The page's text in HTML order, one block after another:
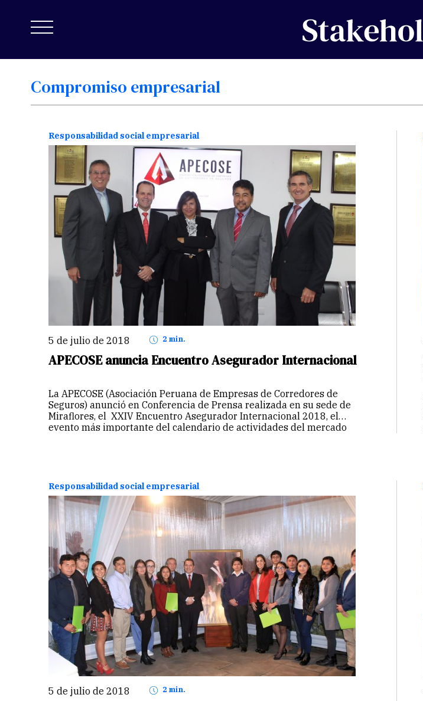
Compromiso empresarial
Responsabilidad social empresarial
5 de julio de 2018 2 min.
APECOSE anuncia Encuentro Asegurador Internacional
La APECOSE (Asociación Peruana de Empresas de Corredores de
Seguros) anunció en Conferencia de Prensa realizada en su sede de
Miraflores, el XXIV Encuentro Asegurador Internacional 2018, el
evento más importante del calendario de actividades del mercado
Responsabilidad social empresarial
5 de julio de 2018 2 min.